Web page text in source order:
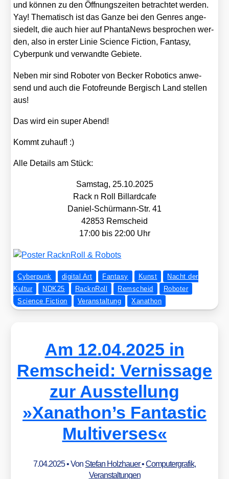
und kön­nen zu den Öff­nungs­zei­ten betrach­tet wer­den.
Yay! The­ma­tisch ist das Gan­ze bei den Gen­res ange­
sie­delt, die auch hier auf Phan­ta­News bespro­chen wer­
den, also in ers­ter Linie Sci­ence Fic­tion, Fan­ta­sy,
Cyber­punk und ver­wand­te Gebie­te.
Neben mir sind Robo­ter von Becker Robo­tics anwe­
send und auch die Foto­freun­de Ber­gisch Land stel­len
aus!
Das wird ein super Abend!
Kommt zuhauf! :)
Alle Details am Stück:
Sams­tag, 25.10.2025
Rack n Roll Bil­lard­ca­fe
Dani­el-Schür­mann-Str. 41
42853 Rem­scheid
17:00 bis 22:00 Uhr
Cyberpunk digital Art Fantasy Kunst
Nacht der
Kultur
NDK25 RacknRoll Remscheid
Roboter
Science Fiction
Veranstaltung Xanathon
Am 12.04.2025 in
Remscheid: Vernissage
zur Ausstellung
»Xanathon’s Fantastic
Multiverses«
7.04.2025• Von Stefan Holzhauer•Computergrafik,
Veranstaltungen